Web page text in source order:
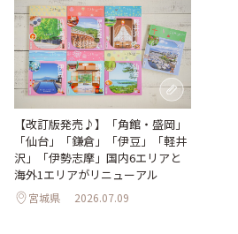
【改訂版発売♪】「角館・盛岡」
「仙台」「鎌倉」「伊豆」「軽井
沢」「伊勢志摩」国内6エリアと
海外1エリアがリニューアル
宮城県 2026.07.09